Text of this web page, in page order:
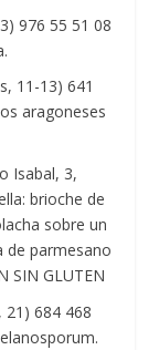
976 55 51 08
11-13) 641
aragoneses
Isabal, 3,
brioche de
sobre un
de parmesano
SIN GLUTEN
21) 684 468